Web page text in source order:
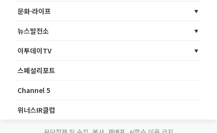
문화·라이프
뉴스발전소
이투데이TV
스페셜리포트
Channel 5
위너스IR클럽